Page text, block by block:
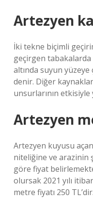
Artezyen
İki tekne biçimli
geçirgen tabakalarda
altında suyun yüzeye
denir. Diğer
unsurlarının etkisiyle
Artezyen
Artezyen kuyusu
niteliğine ve arazinin
göre fiyat
olursak 2021 yılı
metre fiyatı 250 TL’dir.